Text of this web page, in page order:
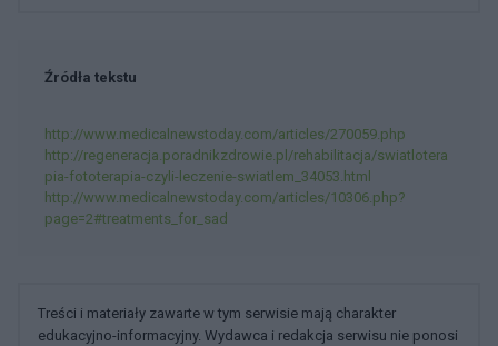
Źródła tekstu
http://www.medicalnewstoday.com/articles/270059.php
http://regeneracja.poradnikzdrowie.pl/rehabilitacja/swiatlotera
pia-fototerapia-czyli-leczenie-swiatlem_34053.html
http://www.medicalnewstoday.com/articles/10306.php?
page=2#treatments_for_sad
Treści i materiały zawarte w tym serwisie mają charakter
edukacyjno-informacyjny. Wydawca i redakcja serwisu nie ponosi